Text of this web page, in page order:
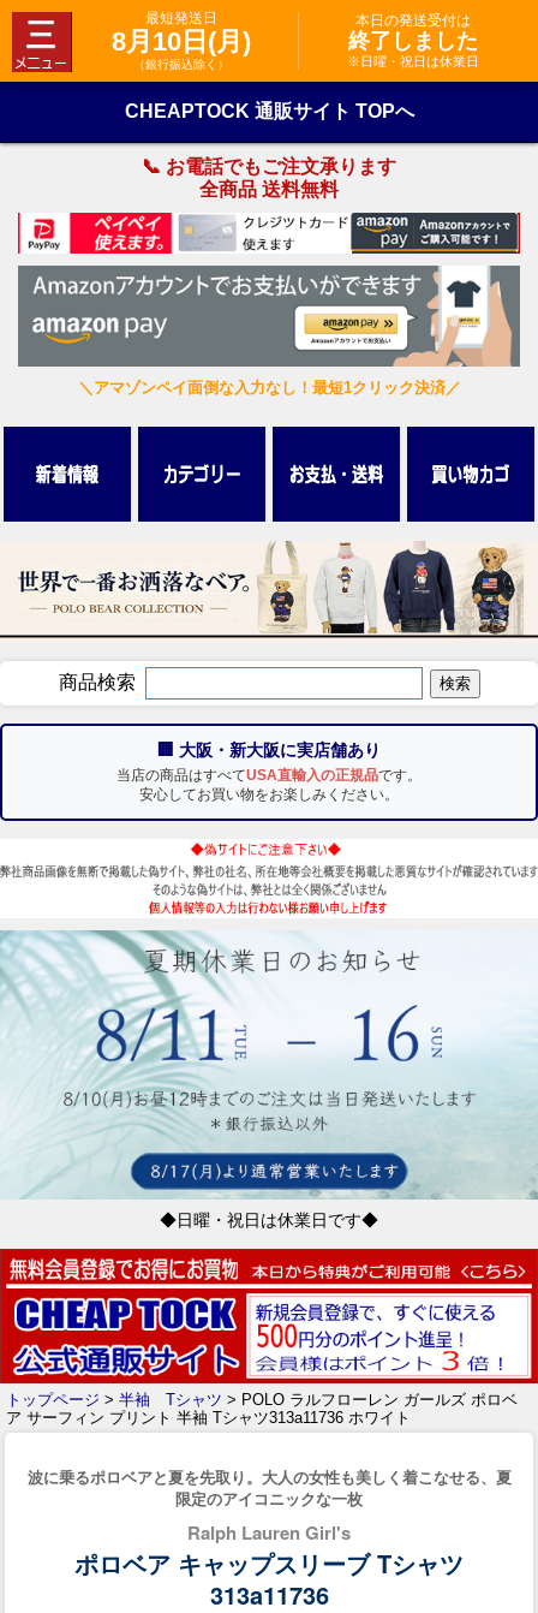
最短発送日
8月10日(月)
（銀行振込除く）
本日の発送受付は
終了しました
※日曜・祝日は休業日
CHEAPTOCK 通販サイト TOPへ
📞 お電話でもご注文承ります
全商品 送料無料
＼アマゾンペイ面倒な入力なし！最短1クリック決済／
商品検索
🏢 大阪・新大阪に実店舗あり
当店の商品はすべてUSA直輸入の正規品です。
安心してお買い物をお楽しみください。
◆日曜・祝日は休業日です◆
トップページ > 半袖 Tシャツ > POLO ラルフローレン ガールズ ポロベ
ア サーフィン プリント 半袖 Tシャツ313a11736 ホワイト
波に乗るポロベアと夏を先取り。大人の女性も美しく着こなせる、夏
限定のアイコニックな一枚
Ralph Lauren Girl's
ポロベア キャップスリーブ Tシャツ
313a11736